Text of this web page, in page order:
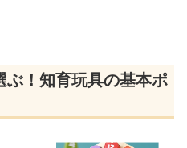
ぶ！知育玩具の基本ポ